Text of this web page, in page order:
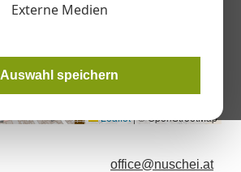
Externe Medien
Auswahl speichern
Leaflet|© OpenStreetMap
office@nuschei.at